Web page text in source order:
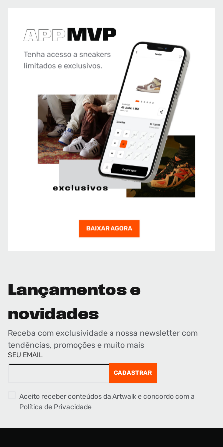
Lançamentos e
novidades
Receba com exclusividade a nossa newsletter com
tendências, promoções e muito mais
SEU EMAIL
CADASTRAR
Aceito receber conteúdos da Artwalk e concordo com a
Política de Privacidade